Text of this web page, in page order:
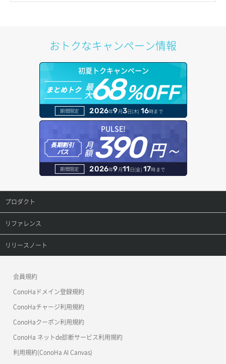
ポートデタッチ
ボリュームアタッチ
ボリュームデタッチ
オブジェクトダウンロード
オブジェクトバージョン管理
オブジェクト一覧取得
オブジェクト削除
オブジェクト削除予約
オブジェクト複製
オブジェクト詳細取得
コンテナ一覧取得
コンテナ作成
コンテナ削除
ラージオブジェクトアップロード(DLO)
ドメイン情報登録
ドメイン詳細取得
レコード一覧取得
レコード作成
レコード更新
レコード詳細取得
おトクなキャンペーン情報
初夏トクキャンペーン
まとめトク 最
大68%OFF
期間限定 2026年9月3日(木) 16時まで
PULSE!
長期割引
パス
月
額390円～
期間限定 2026年9月11日(金) 17時まで
プロダクト
プロダクトトップ
ConoHa VPS(Ver.3.0)
ConoHa for GAME
リファレンス
リファレンストップ
OpenStack CLI
Terraform
s3cmd
リリースノート
会員規約
ConoHaドメイン登録規約
ConoHaチャージ利用規約
ConoHaクーポン利用規約
ConoHa ネットde診断サービス利用規約
利用規約(ConoHa AI Canvas)